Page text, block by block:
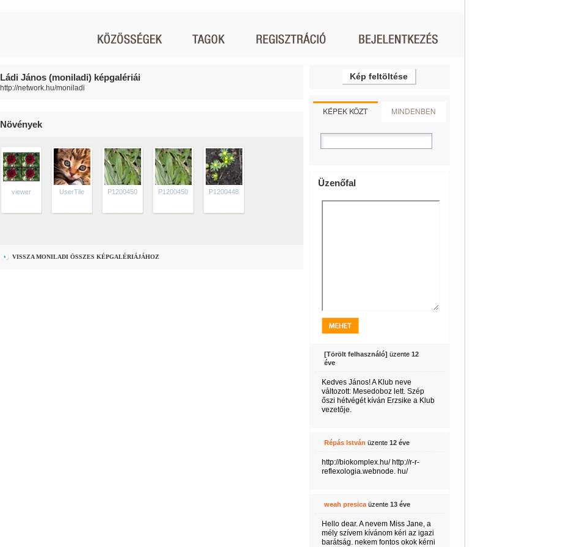
Ládi János (moniladi) képgalériái
http://network.hu/moniladi
Növények
viewer UserTile P1200450 P1200450 P1200448
VISSZA MONILADI ÖSSZES KÉPGALÉRIÁJÁHOZ
Kép feltöltése
KÉPEK KÖZT MINDENBEN
Üzenőfal
[Törölt felhasználó] üzente 12
éve
Kedves János! A Klub neve
változott: Mesedoboz lett. Szép
őszi hétvégét kíván Erzsike a Klub
vezetője.
Répás István üzente 12 éve
http://biokomplex.hu/ http://r-r-
reflexologia.webnode. hu/
weah presicaüzente 13 éve
Hello dear. A nevem Miss Jane, a
mély szívem kívánom kéri az igazi
barátság. nekem fontos okok kérni